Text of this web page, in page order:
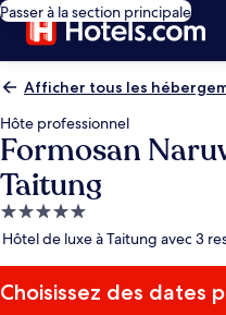
Passer à la section principale
Afficher tous les
Hôte professionnel
Formosan
Taitung
Hébergement
5.0 étoiles
Hôtel de luxe à Taitung avec 3
Choisissez des dates